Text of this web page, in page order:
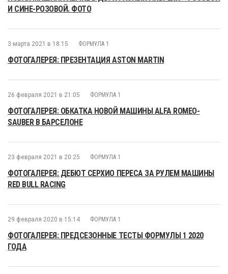
И СИНЕ-РОЗОВОЙ. ФОТО
3 марта 2021 в 18:15 ФОРМУЛА 1
ФОТОГАЛЕРЕЯ: ПРЕЗЕНТАЦИЯ ASTON MARTIN
26 февраля 2021 в 21:05 ФОРМУЛА 1
ФОТОГАЛЕРЕЯ: ОБКАТКА НОВОЙ МАШИНЫ ALFA ROMEO-
SAUBER В БАРСЕЛОНЕ
23 февраля 2021 в 20:25 ФОРМУЛА 1
ФОТОГАЛЕРЕЯ: ДЕБЮТ СЕРХИО ПЕРЕСА ЗА РУЛЕМ МАШИНЫ
RED BULL RACING
29 февраля 2020 в 15:14 ФОРМУЛА 1
ФОТОГАЛЕРЕЯ: ПРЕДСЕЗОННЫЕ ТЕСТЫ ФОРМУЛЫ 1 2020
ГОДА